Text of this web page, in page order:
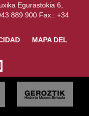
Egurastokia 6,
889 900 Fax.: +34
MAPA DEL